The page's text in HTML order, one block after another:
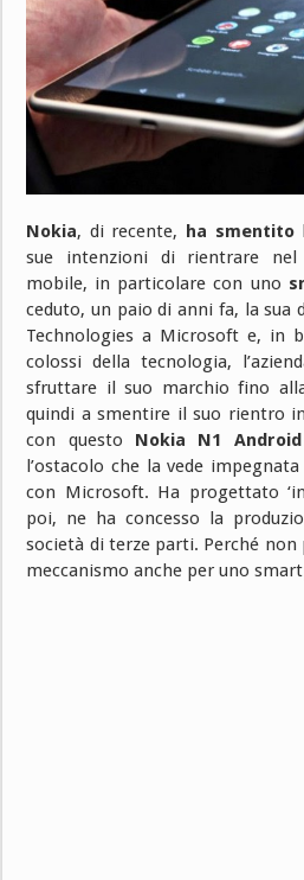
Nokia, di recente, ha smentito
sue intenzioni di rientrare
mobile, in particolare con uno
ceduto, un paio di anni fa, la sua
Technologies a Microsoft e, in
colossi della tecnologia,
sfruttare il suo marchio fino
quindi a smentire il suo rientro
con questo Nokia N1 Android
l’ostacolo che la vede
con Microsoft. Ha progettato
poi, ne ha concesso la
società di terze parti. Perché
meccanismo anche per uno